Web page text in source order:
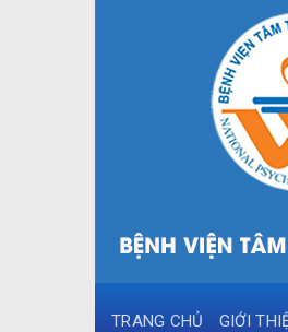
TRANG CHỦ GIỚI